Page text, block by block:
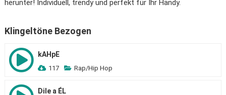
herunter! Individuell, trendy und perfekt für Ihr Handy.
Klingeltöne Bezogen
kAHpE
117 Rap/Hip Hop
Dile a ÉL